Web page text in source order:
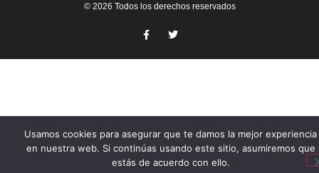
© 2026 Todos los derechos reservados
Usamos cookies para asegurar que te damos la mejor experiencia
en nuestra web. Si continúas usando este sitio, asumiremos que
estás de acuerdo con ello.